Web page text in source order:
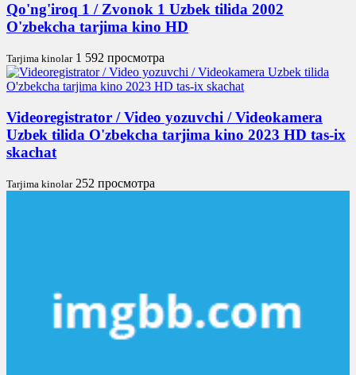
Qo'ng'iroq 1 / Zvonok 1 Uzbek tilida 2002
O'zbekcha tarjima kino HD
Tarjima kinolar 1 592 просмотра
Videoregistrator / Video yozuvchi / Videokamera
Uzbek tilida O'zbekcha tarjima kino 2023 HD tas-ix
skachat
Tarjima kinolar 252 просмотра